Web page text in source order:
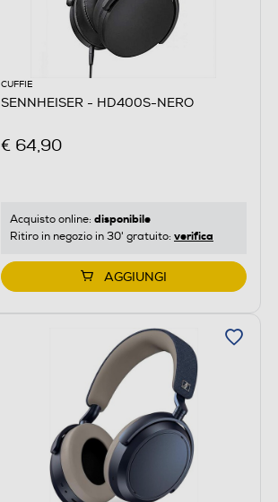
CUFFIE
SENNHEISER - HD400S-NERO
€ 64,90
Acquisto online: disponibile
Ritiro in negozio in 30' gratuito: verifica
AGGIUNGI